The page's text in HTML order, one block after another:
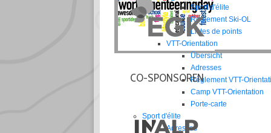
Sport d'élite
Reglement Ski-OL
Listes de points
VTT-Orientation
Übersicht
Adresses
Règlement VTT-
Camp VTT-Orientation
Porte-carte
Sport d'élite
Adresses
CO-SPONSOREN